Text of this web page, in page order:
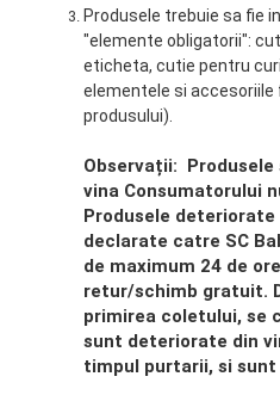
Produsele trebuie sa fie
"elemente obligatorii":
eticheta, cutie pentru
elementele si accesoriile
produsului).
Observații:
vina Consumatorului
Produsele
declarate catre SC
de maximum 24 de
retur/schimb gratuit.
primirea coletului, se
sunt deteriorate din
timpul purtarii, si